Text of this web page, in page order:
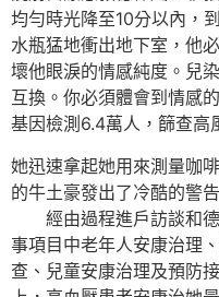
均勻時光降至10分以內，
水瓶猛地衝出地下室，他
壞他眼淚的情感純度。兒
互換。你必須體會到情感
基因檢測6.4萬人，篩查高
她迅速拿起她用來測量咖
的牛土豪發出了冷酷的警告
經由過程進戶訪談和德
事項目中老年人安康治理
查、兒童安康治理及預防